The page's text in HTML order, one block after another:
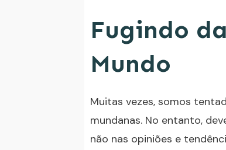
Fugindo
Mundo
Muitas vezes, somos
mundanas. No entanto,
não nas opiniões e